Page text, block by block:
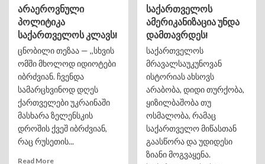
არაეროვნული
პოლიტიკა
საქართველოს კლავს!
ცნობილი თეზაა — ,,სხვის
ომში მხოლოდ იდიოტები
იბრძვიან. ჩვენდა
სამარცხვინოდ დღეს
ქართველები უკრაინაში
მასხარა ზელენსკის
დროშის ქვეშ იბრძვიან,
რაც რუსეთის...
Read More
საქართველოს
ამერიკანიზაცია უნდა
დამთავრდეს!
საქართველოს
მრავალსაუკუნოვან
ისტორიას ახსოვს
არაბობა, დიდი თურქობა,
ყიზილბაშობა თუ
ოსმალობა, რამაც
საქართველო მიწასთან
გაასწორა და უდიდესი
ზიანი მოგვაყენა.